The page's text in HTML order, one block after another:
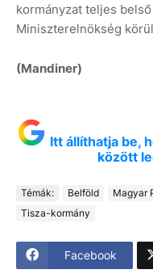
kormányzat teljes
Miniszterelnökség
(Mandiner)
Itt állíthatja be,
között
Témák: Belföld Magyar
Tisza-kormány
Facebook